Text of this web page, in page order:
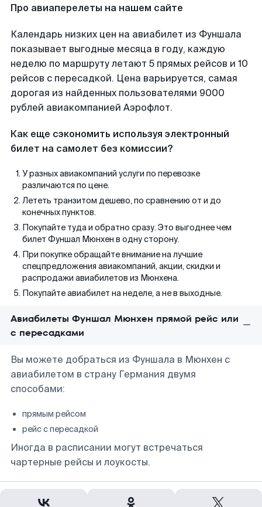
Про авиаперелеты на нашем сайте
Календарь низких цен на авиабилет из Фуншала
показывает выгодные месяца в году, каждую
неделю по маршруту летают 5 прямых рейсов и 10
рейсов с пересадкой. Цена варьируется, самая
дорогая из найденных пользователями 9000
рублей авиакомпанией Аэрофлот.
Как еще сэкономить используя электронный
билет на самолет без комиссии?
У разных авиакомпаний услуги по перевозке
различаются по цене.
Лететь транзитом дешево, по сравнению от и до
конечных пунктов.
Покупайте туда и обратно сразу. Это выгоднее чем
билет Фуншал Мюнхен в одну сторону.
При покупке обращайте внимание на лучшие
спецпредложения авиакомпаний, акции, скидки и
распродажи авиабилетов из Мюнхена.
Покупайте авиабилет на неделе, а не в выходные.
Авиабилеты Фуншал Мюнхен прямой рейс или
с пересадками
Вы можете добраться из Фуншала в Мюнхен с
авиабилетом в страну Германия двумя
способами:
прямым рейсом
рейс с пересадкой
Иногда в расписании могут встречаться
чартерные рейсы и лоукосты.